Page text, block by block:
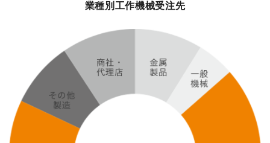
業種別工作機械受注先